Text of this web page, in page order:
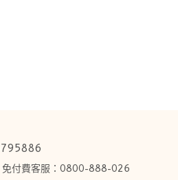
付費客服：0800-888-026